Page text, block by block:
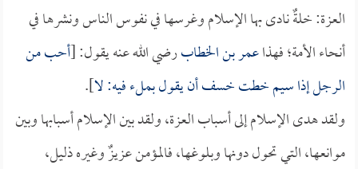
العزة: خلةٌ نادى بها الإسلام وغرسها في نفوس الناس ونشرها في
أنحاء الأمة؛ فهذاعمر بن الخطابرضي الله عنه يقول: [أحب من
الرجل إذا سيم خطت خسف أن يقول بملء فيه: لا].
ولقد هدى الإسلام إلى أسباب العزة، ولقد بين الإسلام أسبابها وبين
موانعها، التي تحول دونها وبلوغها، فالمؤمن عزيزٌ وغيره ذليل،